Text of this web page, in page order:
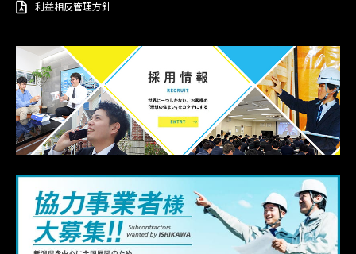
利益相反管理方針